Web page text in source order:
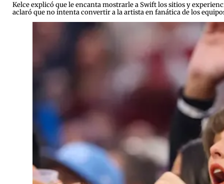
Kelce explicó que le encanta mostrarle a Swift los sitios y
aclaró que no intenta convertir a la artista en fanática de los